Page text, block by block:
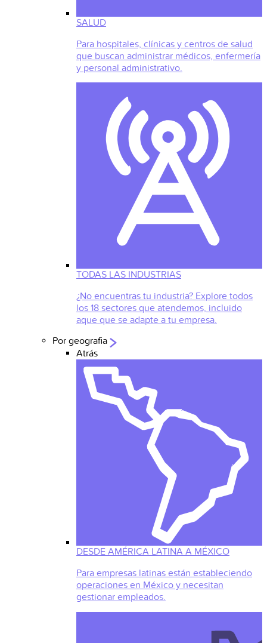
SALUD
Para hospitales, clínicas y centros de salud
que buscan administrar médicos, enfermería
y personal administrativo.
TODAS LAS INDUSTRIAS
¿No encuentras tu industria? Explore todos
los 18 sectores que atendemos, incluido
aque que se adapte a tu empresa.
Por geografia
Atrás
DESDE AMÉRICA LATINA A MÉXICO
Para empresas latinas están estableciendo
operaciones en México y necesitan
gestionar empleados.